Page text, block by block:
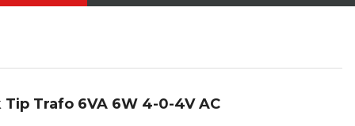
Tip Trafo 6VA 6W 4-0-4V AC